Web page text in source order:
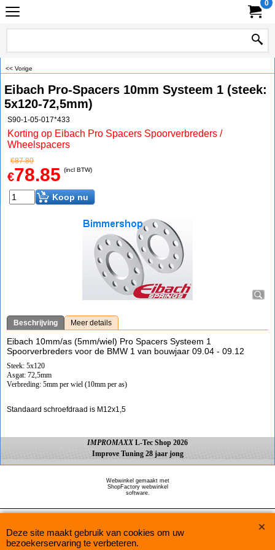
0
<< Vorige
Eibach Pro-Spacers 10mm Systeem 1 (steek:
5x120-72,5mm)
S90-1-05-017*433
Korting op Eibach Pro Spacers Spoorverbreders /
Wheelspacers
€87.80
€78.85 (incl BTW)
Koop nu
Beschrijving Meer details
Eibach 10mm/as (5mm/wiel) Pro Spacers Systeem 1
Spoorverbreders voor de BMW 1 van bouwjaar 09.04 - 09.12
Steek: 5x120
Asgat: 72,5mm
Verbreding: 5mm per wiel (10mm per as)
Standaard schroefdraad is M12x1,5
IMPROMAXX L-Tec Shop 2026
Improve Tuning 28 jaar jong
Webwinkel gemaakt met
ShopFactory webwinkel
software.
Deze site maakt gebruik van cookies om uw
bezoekerservaring te verbeteren.